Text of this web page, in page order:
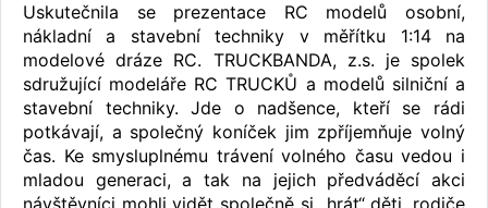
Uskutečnila se prezentace RC modelů osobní,
nákladní a stavební techniky v měřítku 1:14 na
modelové dráze RC. TRUCKBANDA, z.s. je spolek
sdružující modeláře RC TRUCKŮ a modelů silniční a
stavební techniky. Jde o nadšence, kteří se rádi
potkávají, a společný koníček jim zpříjemňuje volný
čas. Ke smysluplnému trávení volného času vedou i
mladou generaci, a tak na jejich předváděcí akci